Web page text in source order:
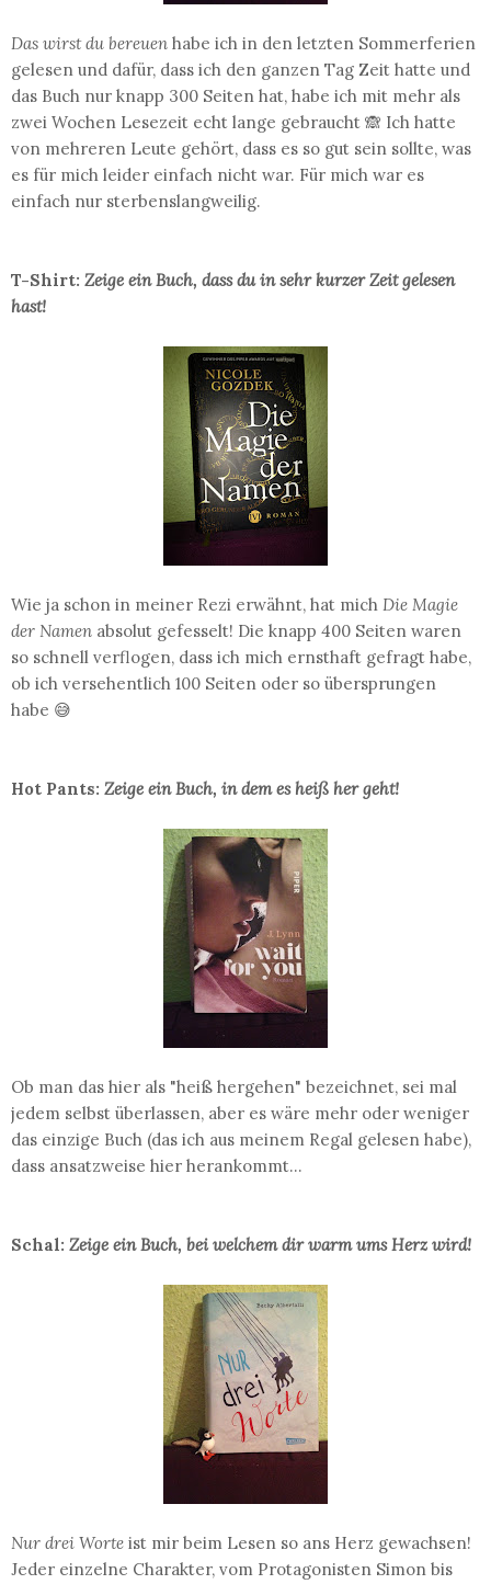
Das wirst du bereuen habe ich in den letzten Sommerferien
gelesen und dafür, dass ich den ganzen Tag Zeit hatte und
das Buch nur knapp 300 Seiten hat, habe ich mit mehr als
zwei Wochen Lesezeit echt lange gebraucht 🙈 Ich hatte
von mehreren Leute gehört, dass es so gut sein sollte, was
es für mich leider einfach nicht war. Für mich war es
einfach nur sterbenslangweilig.
T-Shirt: Zeige ein Buch, dass du in sehr kurzer Zeit gelesen
hast!
Wie ja schon in meiner Rezi erwähnt, hat mich Die Magie
der Namen absolut gefesselt! Die knapp 400 Seiten waren
so schnell verflogen, dass ich mich ernsthaft gefragt habe,
ob ich versehentlich 100 Seiten oder so übersprungen
habe 😅
Hot Pants: Zeige ein Buch, in dem es heiß her geht!
Ob man das hier als "heiß hergehen" bezeichnet, sei mal
jedem selbst überlassen, aber es wäre mehr oder weniger
das einzige Buch (das ich aus meinem Regal gelesen habe),
dass ansatzweise hier herankommt...
Schal: Zeige ein Buch, bei welchem dir warm ums Herz wird!
Nur drei Worte ist mir beim Lesen so ans Herz gewachsen!
Jeder einzelne Charakter, vom Protagonisten Simon bis